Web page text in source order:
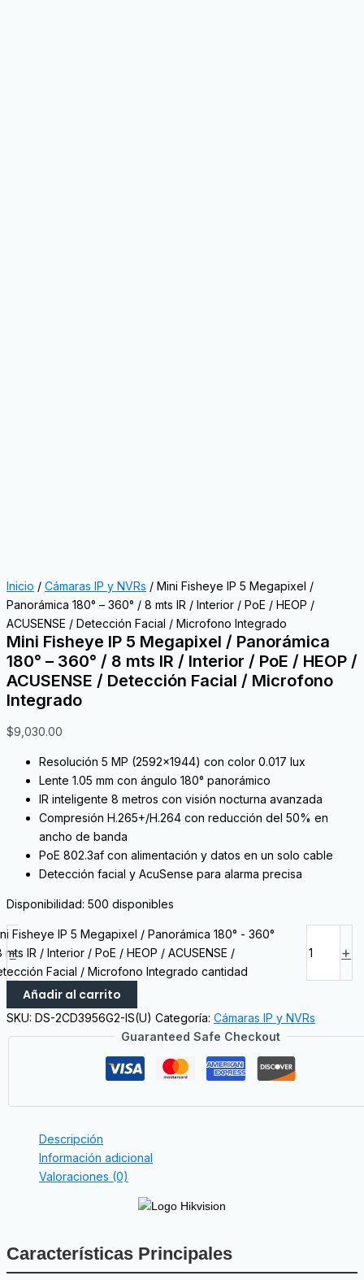
Inicio / Cámaras IP y NVRs / Mini Fisheye IP 5 Megapixel /
Panorámica 180° – 360° / 8 mts IR / Interior / PoE / HEOP /
ACUSENSE / Detección Facial / Microfono Integrado
Mini Fisheye IP 5 Megapixel / Panorámica
180° – 360° / 8 mts IR / Interior / PoE / HEOP /
ACUSENSE / Detección Facial / Microfono
Integrado
$9,030.00
Resolución 5 MP (2592×1944) con color 0.017 lux
Lente 1.05 mm con ángulo 180° panorámico
IR inteligente 8 metros con visión nocturna avanzada
Compresión H.265+/H.264 con reducción del 50% en
ancho de banda
PoE 802.3af con alimentación y datos en un solo cable
Detección facial y AcuSense para alarma precisa
Disponibilidad: 500 disponibles
-
Fisheye IP 5 Megapixel / Panorámica 180° - 360°
mts IR / Interior / PoE / HEOP / ACUSENSE /
Facial / Microfono Integrado cantidad
+
Añadir al carrito
SKU: DS-2CD3956G2-IS(U) Categoría: Cámaras IP y NVRs
Guaranteed Safe Checkout
Descripción
Información adicional
Valoraciones (0)
Características Principales